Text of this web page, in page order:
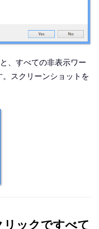
、すべての非表示ワー
スクリーンショットを
ックですべて